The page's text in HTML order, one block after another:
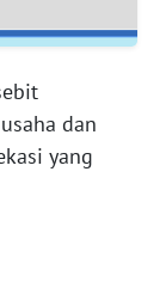
dan
yang